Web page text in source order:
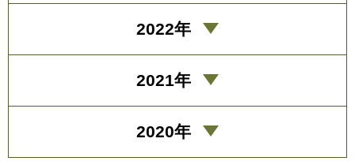
2022年
2021年
2020年